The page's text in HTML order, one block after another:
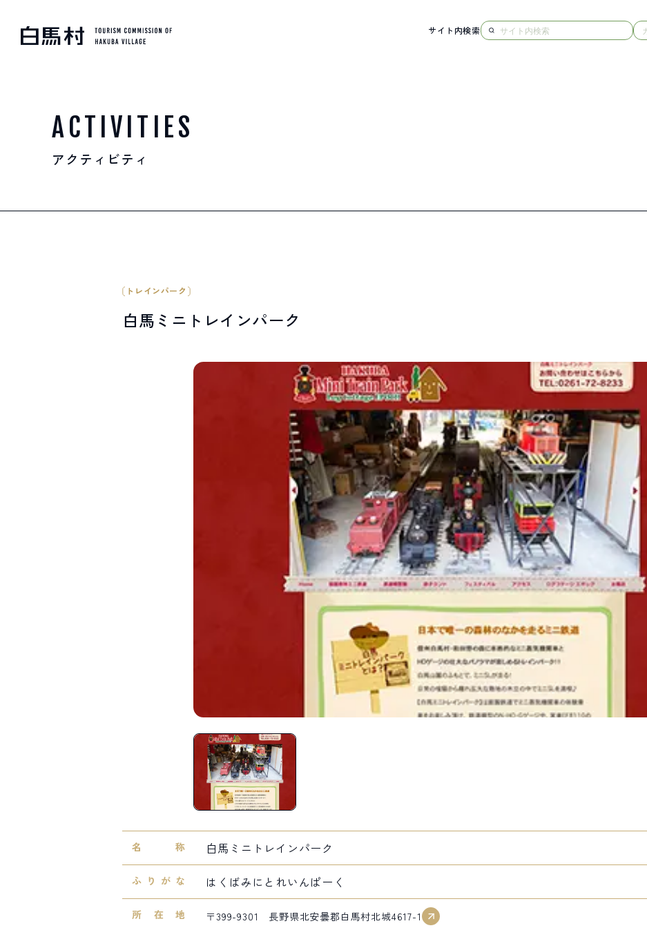
SKI RESORTS
SPOTS
長野県北安曇郡白馬村北城5497
EVENTS
イベント情報
INFORMATION
お知らせ
STAY
宿泊施設
ACTIVITIES
アクティビティー
NORWAY VILLAGE
ノルウェービレッジ
SEASONS
白馬村の季節
FURUSATO TAX
ふるさと納税
白馬村までのアクセス白馬村内の交通情報 会社概要採用情報
サイト内検索
ACTIVITIES
アクティビティ
トレインパーク
白馬ミニトレインパーク
名称 白馬ミニトレインパーク
ふりがな はくばみにとれいんぱーく
所在地 〒399-9301 長野県北安曇郡白馬村北城4617-1